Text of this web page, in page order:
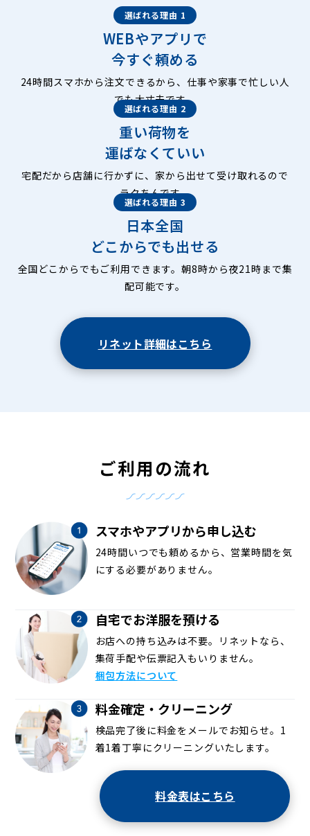
選ばれる理由 1
WEBやアプリで
今すぐ頼める
24時間スマホから注文できるから、仕事や家事で忙しい人
でも大丈夫です。
選ばれる理由 2
重い荷物を
運ばなくていい
宅配だから店舗に行かずに、家から出せて受け取れるので
ラクちんです。
選ばれる理由 3
日本全国
どこからでも出せる
全国どこからでもご利用できます。朝8時から夜21時まで集
配可能です。
リネット詳細はこちら
ご利用の流れ
スマホやアプリから申し込む
24時間いつでも頼めるから、営業時間を気
にする必要がありません。
自宅でお洋服を預ける
お店への持ち込みは不要。リネットなら、
集荷手配や伝票記入もいりません。
梱包方法について
料金確定・クリーニング
検品完了後に料金をメールでお知らせ。1
着1着丁寧にクリーニングいたします。
料金表はこちら